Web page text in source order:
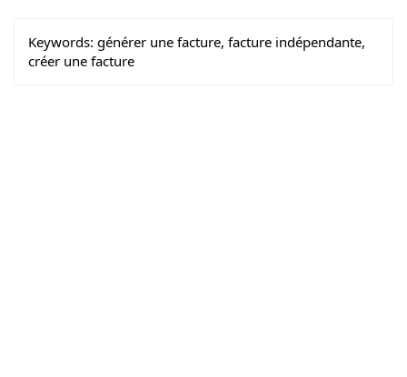
Keywords: générer une facture, facture indépendante,
créer une facture